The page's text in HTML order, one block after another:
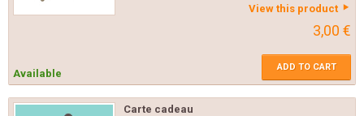
View this product
3,00 €
Available
ADD TO CART
Carte cadeau